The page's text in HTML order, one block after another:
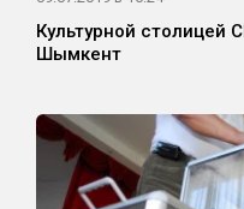
Культурной столицей
Шымкент